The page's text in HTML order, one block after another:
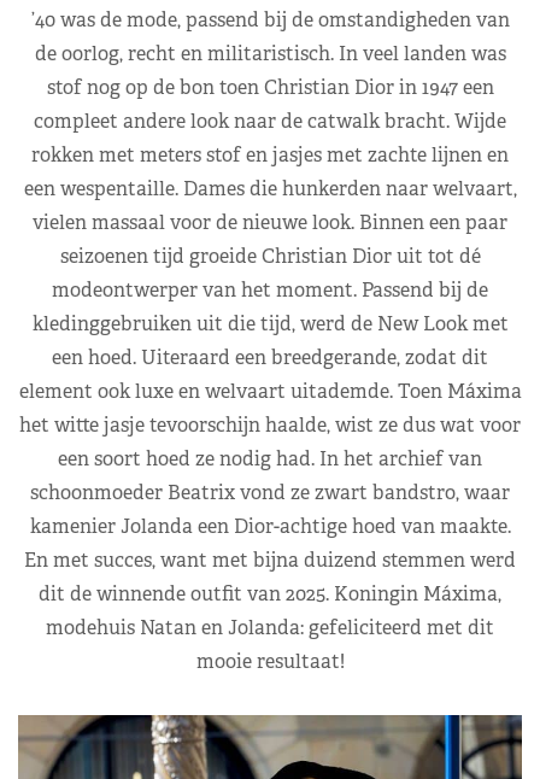
’40 was de mode, passend bij de omstandigheden van
de oorlog, recht en militaristisch. In veel landen was
stof nog op de bon toen Christian Dior in 1947 een
compleet andere look naar de catwalk bracht. Wijde
rokken met meters stof en jasjes met zachte lijnen en
een wespentaille. Dames die hunkerden naar welvaart,
vielen massaal voor de nieuwe look. Binnen een paar
seizoenen tijd groeide Christian Dior uit tot dé
modeontwerper van het moment. Passend bij de
kledinggebruiken uit die tijd, werd de New Look met
een hoed. Uiteraard een breedgerande, zodat dit
element ook luxe en welvaart uitademde. Toen Máxima
het witte jasje tevoorschijn haalde, wist ze dus wat voor
een soort hoed ze nodig had. In het archief van
schoonmoeder Beatrix vond ze zwart bandstro, waar
kamenier Jolanda een Dior-achtige hoed van maakte.
En met succes, want met bijna duizend stemmen werd
dit de winnende outfit van 2025. Koningin Máxima,
modehuis Natan en Jolanda: gefeliciteerd met dit
mooie resultaat!